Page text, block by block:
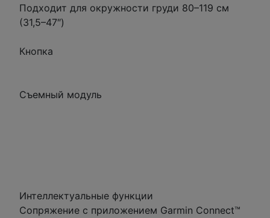
Подходит для окружности груди 80–119 см
(31,5–47″)
Кнопка
Съемный модуль
Интеллектуальные функции
Сопряжение с приложением Garmin Connect™